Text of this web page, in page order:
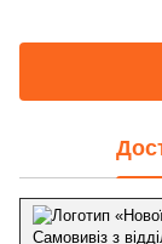
Самовивіз з